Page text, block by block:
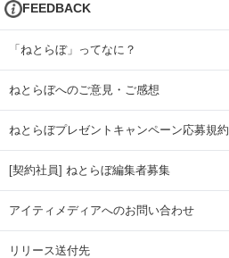
FEEDBACK
「ねとらぼ」ってなに？
ねとらぼへのご意見・ご感想
ねとらぼプレゼントキャンペーン応募規約
[契約社員] ねとらぼ編集者募集
アイティメディアへのお問い合わせ
リリース送付先